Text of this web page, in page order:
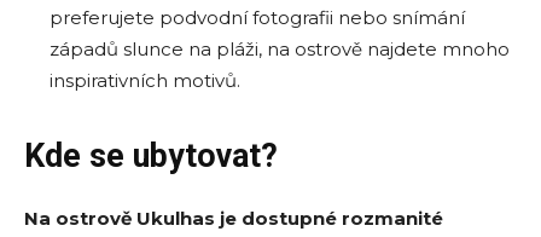
preferujete podvodní fotografii nebo snímání
západů slunce na pláži, na ostrově najdete mnoho
inspirativních motivů.
Kde se ubytovat?
Na ostrově Ukulhas je dostupné rozmanité